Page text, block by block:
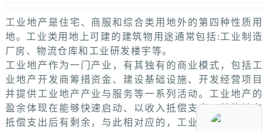
工业地产是住宅、商服和综合类用地外的第四种性质用
地。工业类用地上可建的建筑物用途通常包括:工业制造
厂房、物流仓库和工业研发楼宇等。
工业地产作为一门产业，有其独有的商业模式，包括工
业地产开发商筹措资金、建设基础设施、开发经营项目
并提供工业地产产业与服务等一系列活动。工业地产的
盈余体现在能够快速启动、以收入抵偿支出、并能够在
抵偿支出后有剩余，与此相对应的，工业地产的商业模